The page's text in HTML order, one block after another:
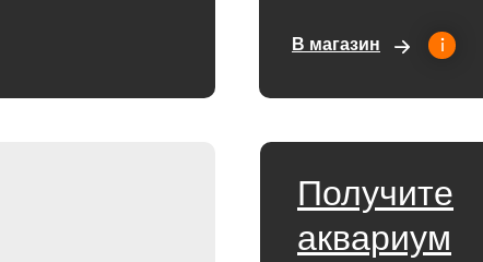
Получите
аквариум
В магазин